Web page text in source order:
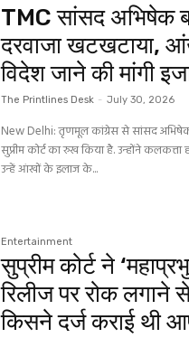
TMC सांसद अभिषेक
दरवाजा खटखटाया,
विदेश जाने की मांगी
The Printlines Desk - July 30, 2026
New Delhi: तृणमूल कांग्रेस से सांसद
सुप्रीम कोर्ट का रुख किया है. उन्होंने
उन्हें आंखों के इलाज के...
Entertainment
सुप्रीम कोर्ट ने
रिलीज पर रोक लगाने
किसने दर्ज कराई थी